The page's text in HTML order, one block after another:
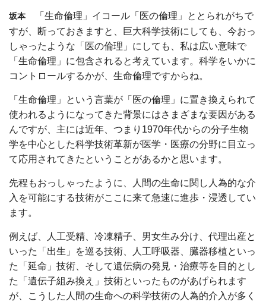
坂本 「生命倫理」イコール「医の倫理」ととられがちで
すが、断っておきますと、巨大科学技術にしても、今おっ
しゃったような「医の倫理」にしても、私は広い意味で
「生命倫理」に包含されると考えています。科学をいかに
コントロールするかが、生命倫理ですからね。
「生命倫理」という言葉が「医の倫理」に置き換えられて
使われるようになってきた背景にはさまざまな要因がある
んですが、主には近年、つまり1970年代からの分子生物
学を中心とした科学技術革新が医学・医療の分野に目立っ
て応用されてきたということがあるかと思います。
先程もおっしゃったように、人間の生命に関し人為的な介
入を可能にする技術がここに来て急速に進歩・浸透してい
ます。
例えば、人工受精、冷凍精子、男女生み分け、代理出産と
いった「出生」を巡る技術、人工呼吸器、臓器移植といっ
た「延命」技術、そして遺伝病の発見・治療等を目的とし
た「遺伝子組み換え」技術といったものがあげられます
が、こうした人間の生命への科学技術の人為的介入が多く